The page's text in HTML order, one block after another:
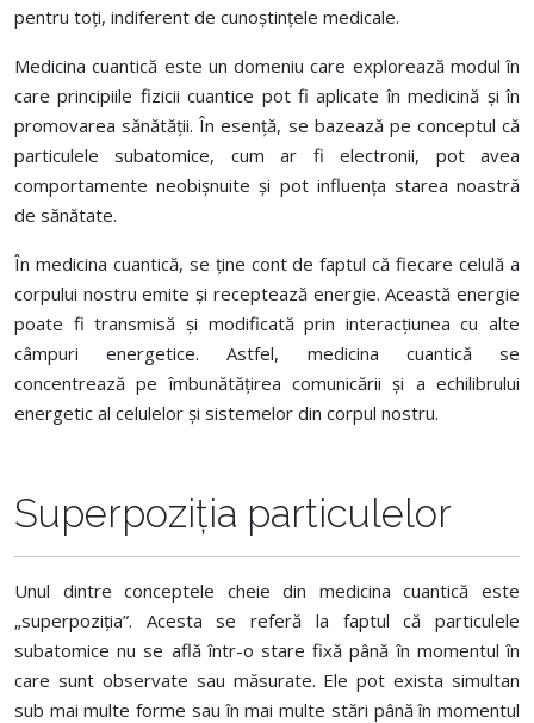
pentru toți, indiferent de cunoștințele medicale.
Medicina cuantică este un domeniu care explorează modul în
care principiile fizicii cuantice pot fi aplicate în medicină și în
promovarea sănătății. În esență, se bazează pe conceptul că
particulele subatomice, cum ar fi electronii, pot avea
comportamente neobișnuite și pot influența starea noastră
de sănătate.
În medicina cuantică, se ține cont de faptul că fiecare celulă a
corpului nostru emite și receptează energie. Această energie
poate fi transmisă și modificată prin interacțiunea cu alte
câmpuri energetice. Astfel, medicina cuantică se
concentrează pe îmbunătățirea comunicării și a echilibrului
energetic al celulelor și sistemelor din corpul nostru.
Superpoziția particulelor
Unul dintre conceptele cheie din medicina cuantică este
„superpoziția”. Acesta se referă la faptul că particulele
subatomice nu se află într-o stare fixă până în momentul în
care sunt observate sau măsurate. Ele pot exista simultan
sub mai multe forme sau în mai multe stări până în momentul